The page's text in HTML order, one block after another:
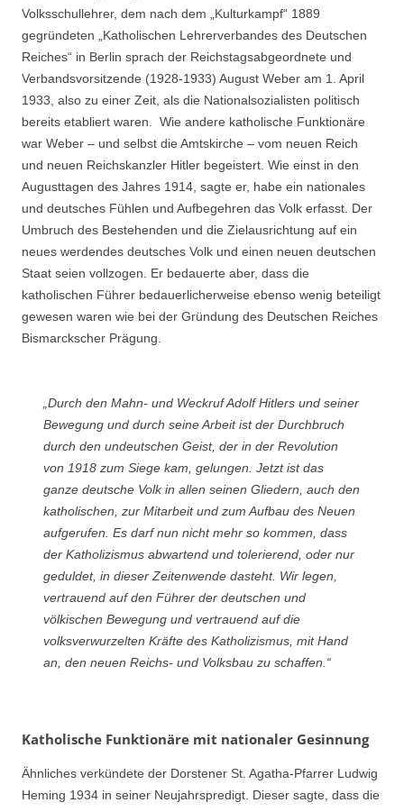
Volksschullehrer, dem nach dem „Kulturkampf“ 1889
gegründeten „Katholischen Lehrerverbandes des Deutschen
Reiches“ in Berlin sprach der Reichstagsabgeordnete und
Verbandsvorsitzende (1928-1933) August Weber am 1. April
1933, also zu einer Zeit, als die Nationalsozialisten politisch
bereits etabliert waren. Wie andere katholische Funktionäre
war Weber – und selbst die Amtskirche – vom neuen Reich
und neuen Reichskanzler Hitler begeistert. Wie einst in den
Augusttagen des Jahres 1914, sagte er, habe ein nationales
und deutsches Fühlen und Aufbegehren das Volk erfasst. Der
Umbruch des Bestehenden und die Zielausrichtung auf ein
neues werdendes deutsches Volk und einen neuen deutschen
Staat seien vollzogen. Er bedauerte aber, dass die
katholischen Führer bedauerlicherweise ebenso wenig beteiligt
gewesen waren wie bei der Gründung des Deutschen Reiches
Bismarckscher Prägung.
„Durch den Mahn- und Weckruf Adolf Hitlers und seiner
Bewegung und durch seine Arbeit ist der Durchbruch
durch den undeutschen Geist, der in der Revolution
von 1918 zum Siege kam, gelungen. Jetzt ist das
ganze deutsche Volk in allen seinen Gliedern, auch den
katholischen, zur Mitarbeit und zum Aufbau des Neuen
aufgerufen. Es darf nun nicht mehr so kommen, dass
der Katholizismus abwartend und tolerierend, oder nur
geduldet, in dieser Zeitenwende dasteht. Wir legen,
vertrauend auf den Führer der deutschen und
völkischen Bewegung und vertrauend auf die
volksverwurzelten Kräfte des Katholizismus, mit Hand
an, den neuen Reichs- und Volksbau zu schaffen.“
Katholische Funktionäre mit nationaler Gesinnung
Ähnliches verkündete der Dorstener St. Agatha-Pfarrer Ludwig
Heming 1934 in seiner Neujahrspredigt. Dieser sagte, dass die